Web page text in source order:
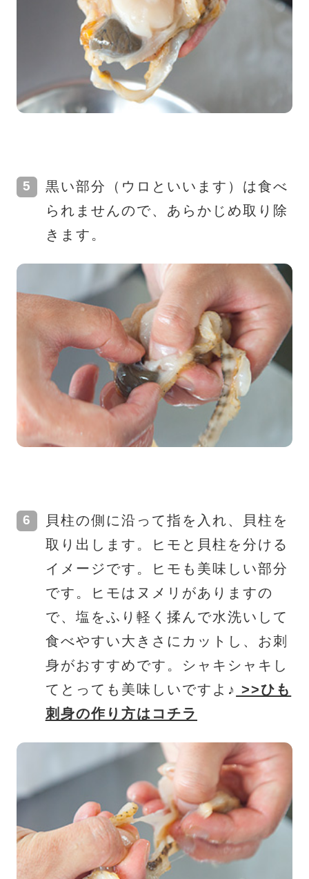
黒い部分（ウロといいます）は食べ
られませんので、あらかじめ取り除
きます。
貝柱の側に沿って指を入れ、貝柱を
取り出します。ヒモと貝柱を分ける
イメージです。ヒモも美味しい部分
です。ヒモはヌメリがありますの
で、塩をふり軽く揉んで水洗いして
食べやすい大きさにカットし、お刺
身がおすすめです。シャキシャキし
てとっても美味しいですよ♪ >>ひも
刺身の作り方はコチラ